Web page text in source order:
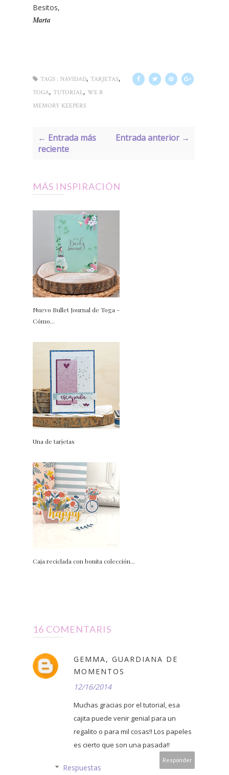
Besitos,
Marta
TAGS : NAVIDAD, TARJETAS,
TOGA, TUTORIAL, WE R
MEMORY KEEPERS
← Entrada más
reciente
Entrada anterior →
MÁS INSPIRACIÓN
Nuevo Bullet Journal de Toga -
Cómo...
Una de tarjetas
Caja reciclada con bonita colección...
16 COMENTARIS
GEMMA, GUARDIANA DE
MOMENTOS
12/16/2014
Muchas gracias por el tutorial, esa
cajita puede venir genial para un
regalito o para mil cosas!! Los papeles
es cierto que son una pasada!!
Responder
Respuestas